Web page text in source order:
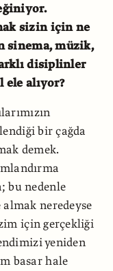
sizin için ne
sinema, müzik,
disiplinler
alıyor?
bir çağda
demek.
bu nedenle
neredeyse
için gerçekliği
yeniden
basar hale